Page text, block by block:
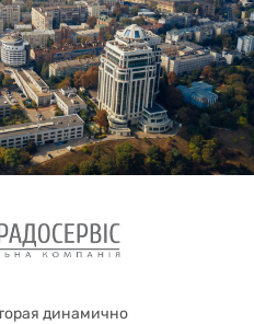
динамично